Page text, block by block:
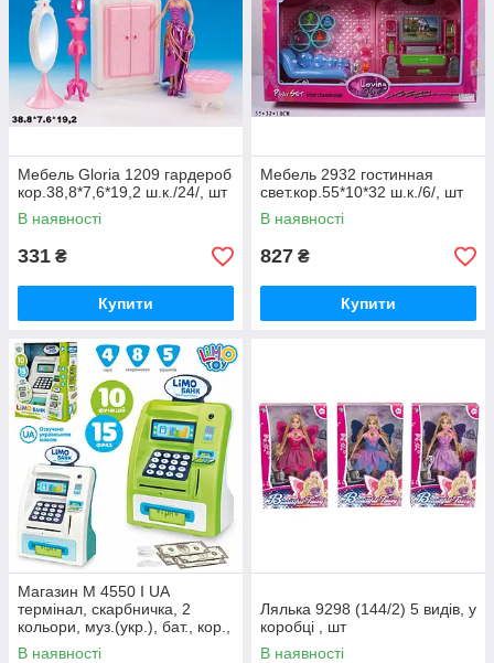
Мебель Gloria 1209 гардероб
кор.38,8*7,6*19,2 ш.к./24/, шт
В наявності
331 ₴
Купити
Мебель 2932 гостинная
свет.кор.55*10*32 ш.к./6/, шт
В наявності
827 ₴
Купити
Магазин M 4550 I UA
термінал, скарбничка, 2
кольори, муз.(укр.), бат., кор.,
23,5-28-10,5см., шт
В наявності
Лялька 9298 (144/2) 5 видів, у
коробці , шт
В наявності